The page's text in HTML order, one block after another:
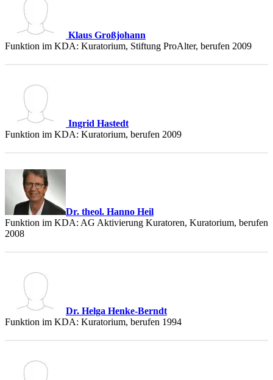
Klaus Großjohann
Funktion im KDA: Kuratorium, Stiftung ProAlter, berufen 2009
Ingrid Hastedt
Funktion im KDA: Kuratorium, berufen 2009
Dr. theol. Hanno Heil
Funktion im KDA: AG Aktivierung Kuratoren, Kuratorium, berufen
2008
Dr. Helga Henke-Berndt
Funktion im KDA: Kuratorium, berufen 1994